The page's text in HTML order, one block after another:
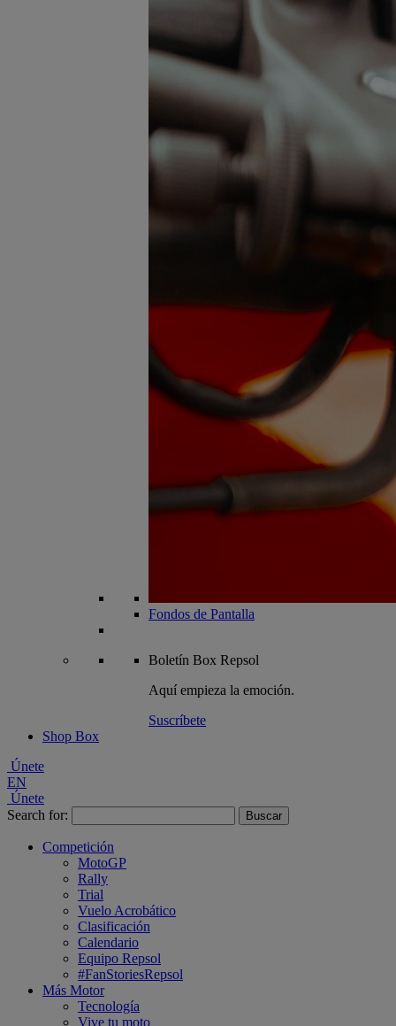
Fondos de Pantalla
Boletín Box Repsol
Aquí empieza la emoción.
Suscríbete
Shop Box
Únete
EN
Únete
Search for:
Competición
MotoGP
Rally
Trial
Vuelo Acrobático
Clasificación
Calendario
Equipo Repsol
#FanStoriesRepsol
Más Motor
Tecnología
Vive tu moto